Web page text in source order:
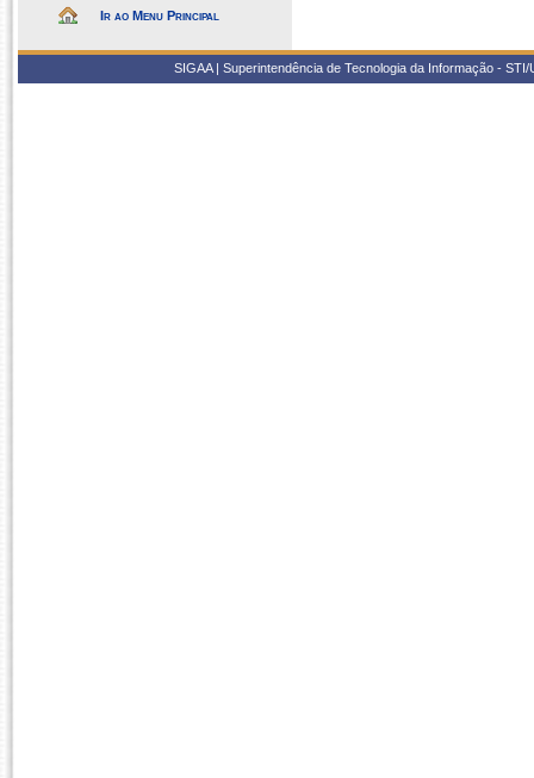
Ir ao Menu Principal
SIGAA | Superintendência de Tecnologia da Informação -